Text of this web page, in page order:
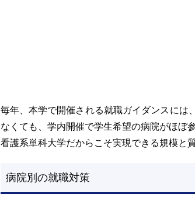
毎年、本学で開催される就職ガイダンスに
なくても、学内開催で学生希望の病院がほぼ
看護系単科大学だからこそ実現できる規模と質
病院別の就職対策